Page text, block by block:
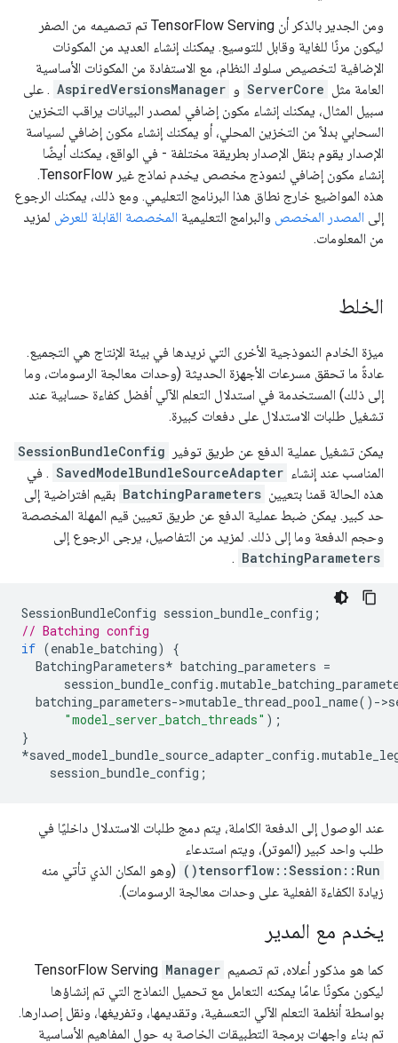
ومن الجدير بالذكر أن TensorFlow Serving تم تصميمه من الصفر
ليكون مرنًا للغاية وقابل للتوسيع. يمكنك إنشاء العديد من المكونات
الإضافية لتخصيص سلوك النظام، مع الاستفادة من المكونات الأساسية
العامة مثل ServerCore و AspiredVersionsManager . على
سبيل المثال، يمكنك إنشاء مكون إضافي لمصدر البيانات يراقب التخزين
السحابي بدلاً من التخزين المحلي، أو يمكنك إنشاء مكون إضافي لسياسة
الإصدار يقوم بنقل الإصدار بطريقة مختلفة - في الواقع، يمكنك أيضًا
إنشاء مكون إضافي لنموذج مخصص يخدم نماذج غير TensorFlow.
هذه المواضيع خارج نطاق هذا البرنامج التعليمي. ومع ذلك، يمكنك الرجوع
إلى المصدر المخصص والبرامج التعليمية المخصصة القابلة للعرض لمزيد
من المعلومات.
الخلط
ميزة الخادم النموذجية الأخرى التي نريدها في بيئة الإنتاج هي التجميع.
عادةً ما تحقق مسرعات الأجهزة الحديثة (وحدات معالجة الرسومات، وما
إلى ذلك) المستخدمة في استدلال التعلم الآلي أفضل كفاءة حسابية عند
تشغيل طلبات الاستدلال على دفعات كبيرة.
يمكن تشغيل عملية الدفع عن طريق توفير
SessionBundleConfig
المناسب عند إنشاء SavedModelBundleSourceAdapter . في
هذه الحالة قمنا بتعيين BatchingParameters بقيم افتراضية إلى
حد كبير. يمكن ضبط عملية الدفع عن طريق تعيين قيم المهلة المخصصة
وحجم الدفعة وما إلى ذلك. لمزيد من التفاصيل، يرجى الرجوع إلى
BatchingParameters
.
SessionBundleConfig session_bundle_config ;
// Batching config
if (enable_batching)
{
BatchingParameters* batching_parameters =
session_bundle_config .
batching_parameters->mutable_thread_pool_name() ->
"model_server_batch_threads" );
}
*saved_model_bundle_source_adapter_config .
session_bundle_config ;
عند الوصول إلى الدفعة الكاملة، يتم دمج طلبات الاستدلال داخليًا في
طلب واحد كبير (الموتر)، ويتم استدعاء
tensorflow::Session::Run()
(وهو المكان الذي تأتي منه
زيادة الكفاءة الفعلية على وحدات معالجة الرسومات).
يخدم مع المدير
كما هو مذكور أعلاه، تم تصميم TensorFlow Serving Manager
ليكون مكونًا عامًا يمكنه التعامل مع تحميل النماذج التي تم إنشاؤها
بواسطة أنظمة التعلم الآلي التعسفية، وتقديمها، وتفريغها، ونقل إصدارها.
تم بناء واجهات برمجة التطبيقات الخاصة به حول المفاهيم الأساسية